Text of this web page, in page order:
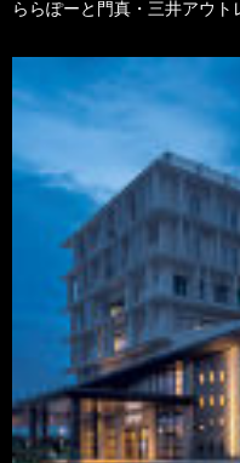
ららぽーと門真・三井アウ